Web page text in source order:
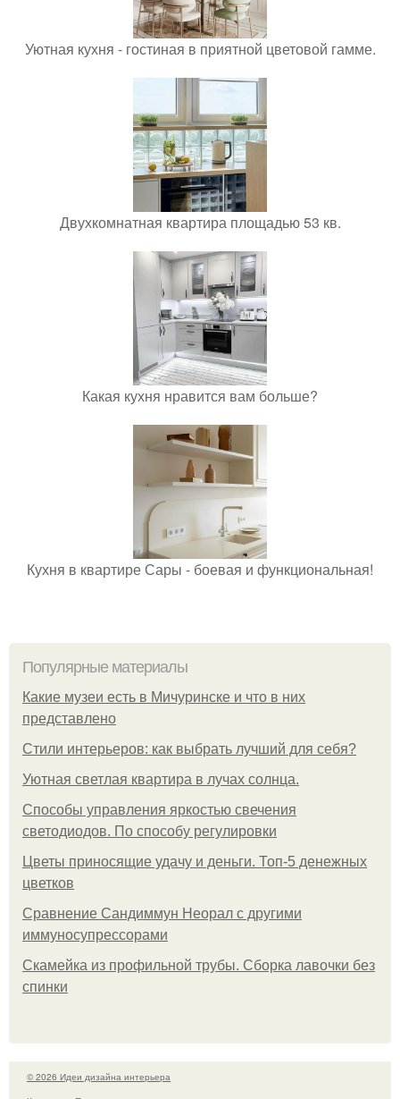
Уютная кухня - гостиная в приятной цветовой гамме.
Двухкомнатная квартира площадью 53 кв.
Какая кухня нравится вам больше?
Кухня в квартире Сары - боевая и функциональная!
Популярные материалы
Какие музеи есть в Мичуринске и что в них
представлено
Стили интерьеров: как выбрать лучший для себя?
Уютная светлая квартира в лучах солнца.
Способы управления яркостью свечения
светодиодов. По способу регулировки
Цветы приносящие удачу и деньги. Топ-5 денежных
цветков
Сравнение Сандиммун Неорал с другими
иммуносупрессорами
Скамейка из профильной трубы. Сборка лавочки без
спинки
© 2026 Идеи дизайна интерьера